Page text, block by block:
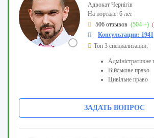
Адвокат Чернігів
На портале: 6 лет
506 отзывов (504 +)
Консультации: 1941
Топ 3 специализации:
Адміністративне
Військове право
Цивільне право
ЗАДАТЬ ВОПРОС